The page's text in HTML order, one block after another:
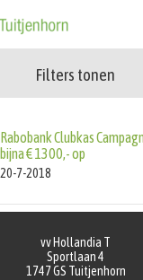
Afgelastingen
Zoeken Nieuws
Filters tonen
Rabobank Clubkas
bijna € 1300,- op
20-7-2018
vv Hollandia T
Sportlaan 4
1747 GS Tuitjenhorn